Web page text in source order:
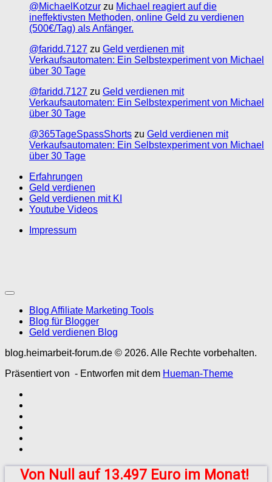
@MichaelKotzur zu Michael reagiert auf die
ineffektivsten Methoden, online Geld zu verdienen
(500€/Tag) als Anfänger.
@faridd.7127 zu Geld verdienen mit
Verkaufsautomaten: Ein Selbstexperiment von Michael
über 30 Tage
@faridd.7127 zu Geld verdienen mit
Verkaufsautomaten: Ein Selbstexperiment von Michael
über 30 Tage
@365TageSpassShorts zu Geld verdienen mit
Verkaufsautomaten: Ein Selbstexperiment von Michael
über 30 Tage
Erfahrungen
Geld verdienen
Geld verdienen mit KI
Youtube Videos
Impressum
Blog Affiliate Marketing Tools
Blog für Blogger
Geld verdienen Blog
blog.heimarbeit-forum.de © 2026. Alle Rechte vorbehalten.
Präsentiert von - Entworfen mit dem Hueman-Theme
Von Null auf 13.497 Euro im Monat!